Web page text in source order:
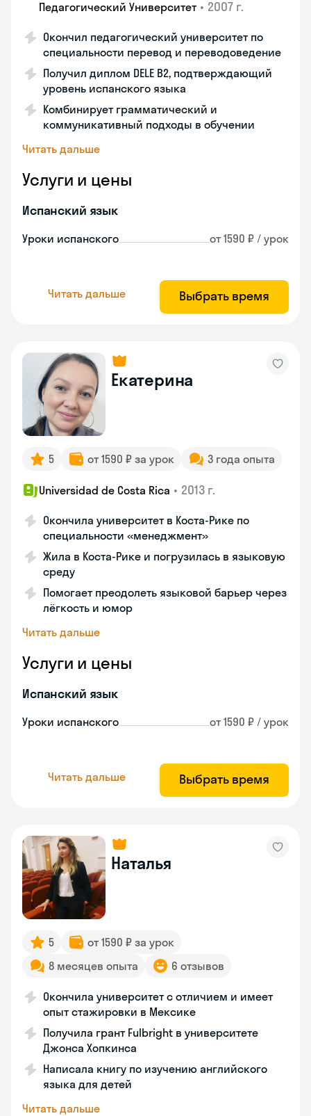
Педагогический Университет • 2007 г.
Окончил педагогический университет по
специальности перевод и переводоведение
Получил диплом DELE B2, подтверждающий
уровень испанского языка
Комбинирует грамматический и
коммуникативный подходы в обучении
Читать дальше
Услуги и цены
Испанский язык
Уроки испанского от 1590 ₽ / урок
Читать дальше Выбрать время
Екатерина
5 от 1590 ₽ за урок 3 года опыта
Universidad de Costa Rica • 2013 г.
Окончила университет в Коста‑Рике по
специальности «менеджмент»
Жила в Коста‑Рике и погрузилась в языковую
среду
Помогает преодолеть языковой барьер через
лёгкость и юмор
Читать дальше
Услуги и цены
Испанский язык
Уроки испанского от 1590 ₽ / урок
Читать дальше Выбрать время
Наталья
5
от 1590 ₽ за урок
8 месяцев опыта
6 отзывов
Окончила университет с отличием и имеет
опыт стажировки в Мексике
Получила грант Fulbright в университете
Джонса Хопкинса
Написала книгу по изучению английского
языка для детей
Читать дальше